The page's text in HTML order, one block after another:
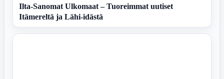
Ilta-Sanomat Ulkomaat – Tuoreimmat uutiset
Itämereltä ja Lähi-idästä